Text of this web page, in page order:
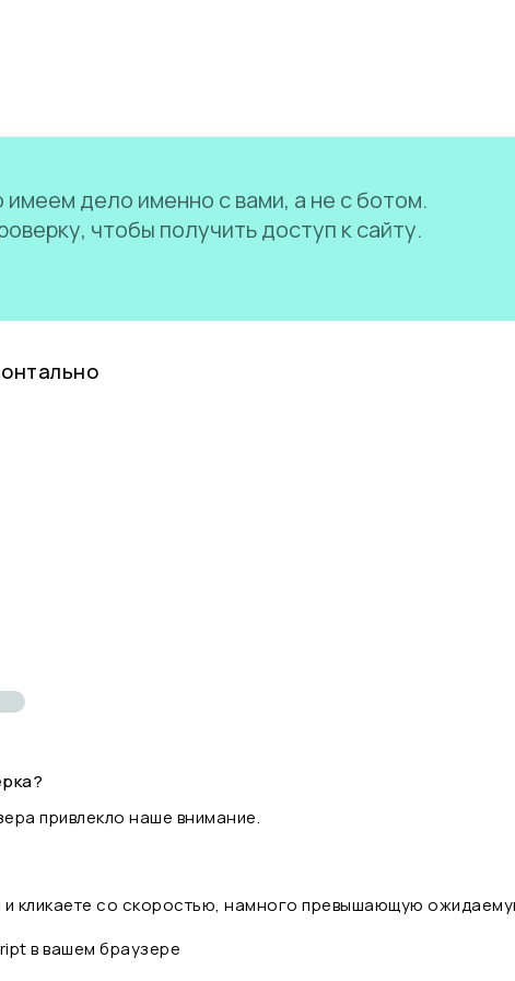
дело именно с вами, а не с ботом.
чтобы получить доступ к сайту.
привлекло наше внимание.
кликаете со скоростью, намного превышающую
в вашем браузере